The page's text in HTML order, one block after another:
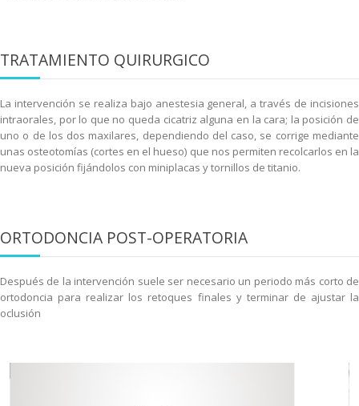
TRATAMIENTO QUIRURGICO
La intervención se realiza bajo anestesia general, a través de incisiones
intraorales, por lo que no queda cicatriz alguna en la cara; la posición de
uno o de los dos maxilares, dependiendo del caso, se corrige mediante
unas osteotomías (cortes en el hueso) que nos permiten recolcarlos en la
nueva posición fijándolos con miniplacas y tornillos de titanio.
ORTODONCIA POST-OPERATORIA
Después de la intervención suele ser necesario un periodo más corto de
ortodoncia para realizar los retoques finales y terminar de ajustar la
oclusión